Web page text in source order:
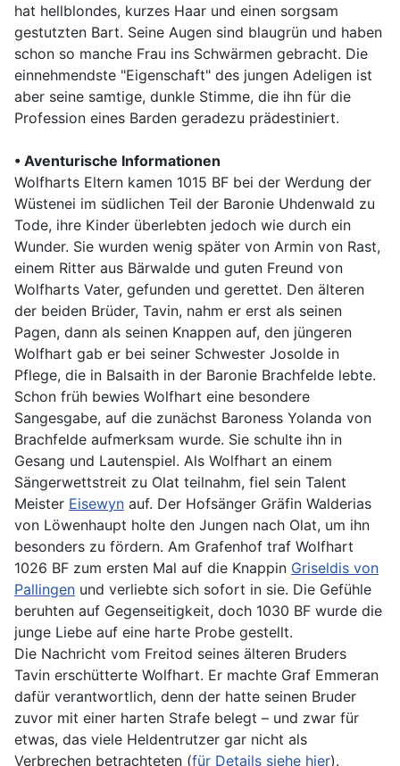
hat hellblondes, kurzes Haar und einen sorgsam
gestutzten Bart. Seine Augen sind blaugrün und haben
schon so manche Frau ins Schwärmen gebracht. Die
einnehmendste "Eigenschaft" des jungen Adeligen ist
aber seine samtige, dunkle Stimme, die ihn für die
Profession eines Barden geradezu prädestiniert.
• Aventurische Informationen
Wolfharts Eltern kamen 1015 BF bei der Werdung der
Wüstenei im südlichen Teil der Baronie Uhdenwald zu
Tode, ihre Kinder überlebten jedoch wie durch ein
Wunder. Sie wurden wenig später von Armin von Rast,
einem Ritter aus Bärwalde und guten Freund von
Wolfharts Vater, gefunden und gerettet. Den älteren
der beiden Brüder, Tavin, nahm er erst als seinen
Pagen, dann als seinen Knappen auf, den jüngeren
Wolfhart gab er bei seiner Schwester Josolde in
Pflege, die in Balsaith in der Baronie Brachfelde lebte.
Schon früh bewies Wolfhart eine besondere
Sangesgabe, auf die zunächst Baroness Yolanda von
Brachfelde aufmerksam wurde. Sie schulte ihn in
Gesang und Lautenspiel. Als Wolfhart an einem
Sängerwettstreit zu Olat teilnahm, fiel sein Talent
Meister Eisewyn auf. Der Hofsänger Gräfin Walderias
von Löwenhaupt holte den Jungen nach Olat, um ihn
besonders zu fördern. Am Grafenhof traf Wolfhart
1026 BF zum ersten Mal auf die Knappin Griseldis von
Pallingen und verliebte sich sofort in sie. Die Gefühle
beruhten auf Gegenseitigkeit, doch 1030 BF wurde die
junge Liebe auf eine harte Probe gestellt.
Die Nachricht vom Freitod seines älteren Bruders
Tavin erschütterte Wolfhart. Er machte Graf Emmeran
dafür verantwortlich, denn der hatte seinen Bruder
zuvor mit einer harten Strafe belegt – und zwar für
etwas, das viele Heldentrutzer gar nicht als
Verbrechen betrachteten (für Details siehe hier).